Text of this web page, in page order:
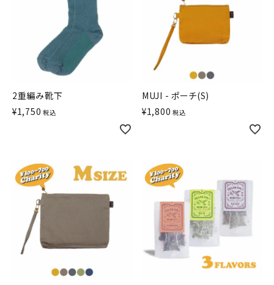
2重編み靴下
¥1,750 税込
MUJI - ポーチ(S)
¥1,800 税込